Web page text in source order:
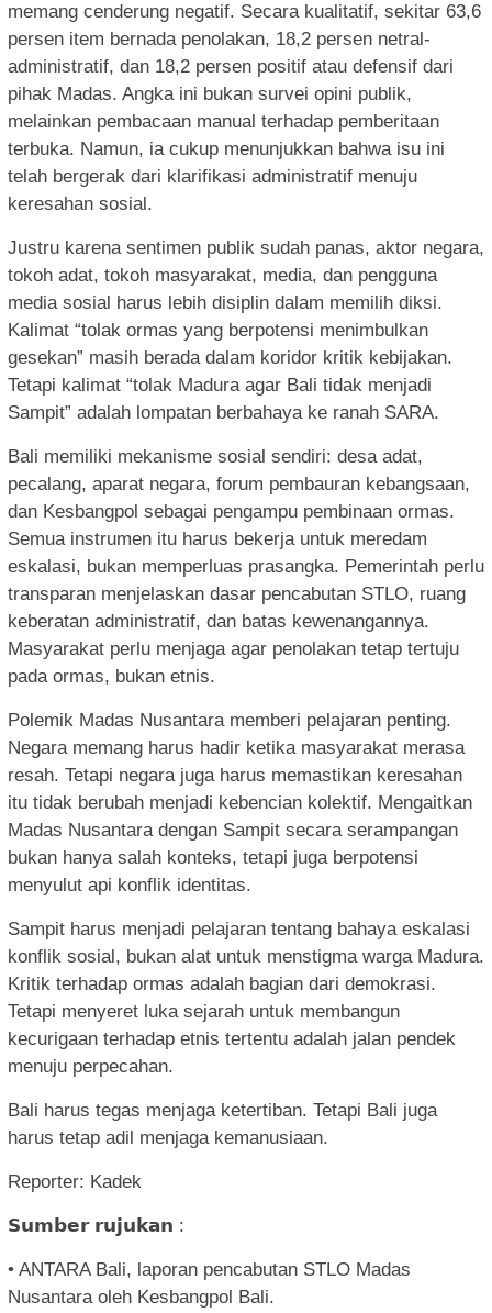
memang cenderung negatif. Secara kualitatif, sekitar 63,6
persen item bernada penolakan, 18,2 persen netral-
administratif, dan 18,2 persen positif atau defensif dari
pihak Madas. Angka ini bukan survei opini publik,
melainkan pembacaan manual terhadap pemberitaan
terbuka. Namun, ia cukup menunjukkan bahwa isu ini
telah bergerak dari klarifikasi administratif menuju
keresahan sosial.
Justru karena sentimen publik sudah panas, aktor negara,
tokoh adat, tokoh masyarakat, media, dan pengguna
media sosial harus lebih disiplin dalam memilih diksi.
Kalimat “tolak ormas yang berpotensi menimbulkan
gesekan” masih berada dalam koridor kritik kebijakan.
Tetapi kalimat “tolak Madura agar Bali tidak menjadi
Sampit” adalah lompatan berbahaya ke ranah SARA.
Bali memiliki mekanisme sosial sendiri: desa adat,
pecalang, aparat negara, forum pembauran kebangsaan,
dan Kesbangpol sebagai pengampu pembinaan ormas.
Semua instrumen itu harus bekerja untuk meredam
eskalasi, bukan memperluas prasangka. Pemerintah perlu
transparan menjelaskan dasar pencabutan STLO, ruang
keberatan administratif, dan batas kewenangannya.
Masyarakat perlu menjaga agar penolakan tetap tertuju
pada ormas, bukan etnis.
Polemik Madas Nusantara memberi pelajaran penting.
Negara memang harus hadir ketika masyarakat merasa
resah. Tetapi negara juga harus memastikan keresahan
itu tidak berubah menjadi kebencian kolektif. Mengaitkan
Madas Nusantara dengan Sampit secara serampangan
bukan hanya salah konteks, tetapi juga berpotensi
menyulut api konflik identitas.
Sampit harus menjadi pelajaran tentang bahaya eskalasi
konflik sosial, bukan alat untuk menstigma warga Madura.
Kritik terhadap ormas adalah bagian dari demokrasi.
Tetapi menyeret luka sejarah untuk membangun
kecurigaan terhadap etnis tertentu adalah jalan pendek
menuju perpecahan.
Bali harus tegas menjaga ketertiban. Tetapi Bali juga
harus tetap adil menjaga kemanusiaan.
Reporter: Kadek
𝗦𝘂𝗺𝗯𝗲𝗿 𝗿𝘂𝗷𝘂𝗸𝗮𝗻 :
• ANTARA Bali, laporan pencabutan STLO Madas
Nusantara oleh Kesbangpol Bali.